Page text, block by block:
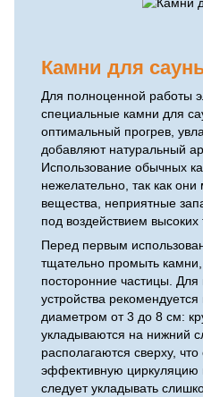
Камни для
Для полноценной работы
специальные камни для
оптимальный прогрев,
добавляют натуральный
Использование обычных
нежелательно, так как
вещества, неприятные
под воздействием высоких
Перед первым
тщательно промыть
посторонние частицы.
устройства
диаметром от 3 до 8 см:
укладываются на нижний
располагаются сверху,
эффективную циркуляцию
следует укладывать